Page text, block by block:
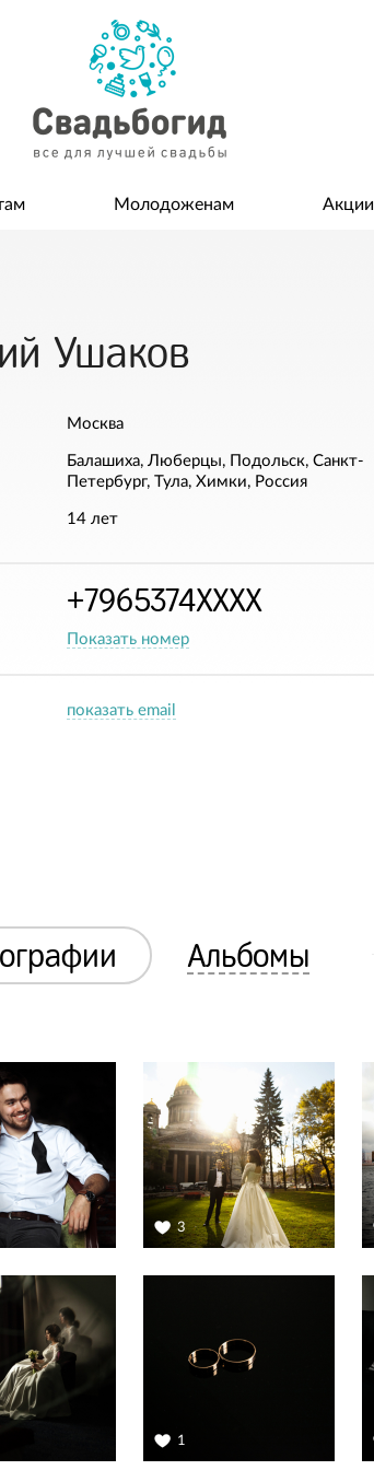
Молодоженам Акции
Ушаков
Москва
Балашиха, Люберцы, Подольск, Санкт-
Петербург, Тула, Химки, Россия
14 лет
+7965374XXXX
Показать номер
показать email
Альбомы
3
1